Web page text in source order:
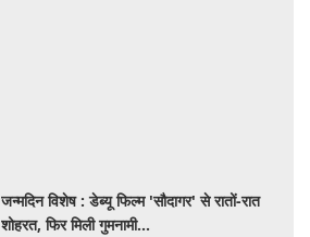
जन्मदिन विशेष : डेब्यू फिल्म 'सौदागर' से रातों-रात
शोहरत, फिर मिली गुमनामी...